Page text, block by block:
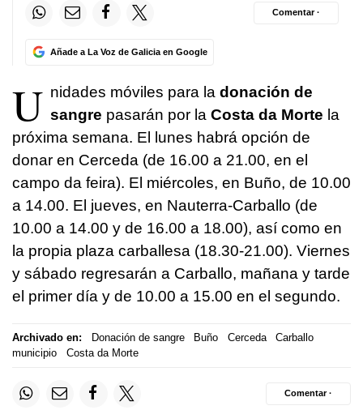
Añade a La Voz de Galicia en Google
Comentar ·
U nidades móviles para la donación de
sangre pasarán por la Costa da Morte la
próxima semana. El lunes habrá opción de
donar en Cerceda (de 16.00 a 21.00, en el
campo da feira). El miércoles, en Buño, de 10.00
a 14.00. El jueves, en Nauterra-Carballo (de
10.00 a 14.00 y de 16.00 a 18.00), así como en
la propia plaza carballesa (18.30-21.00). Viernes
y sábado regresarán a Carballo, mañana y tarde
el primer día y de 10.00 a 15.00 en el segundo.
Archivado en: Donación de sangre Buño Cerceda
Carballo
municipio
Costa da Morte
Comentar ·